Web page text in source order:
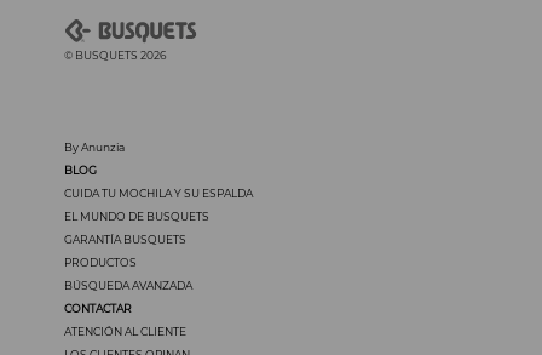
© BUSQUETS 2026
By Anunzia
BLOG
CUIDA TU MOCHILA Y SU ESPALDA
EL MUNDO DE BUSQUETS
GARANTÍA BUSQUETS
PRODUCTOS
BÚSQUEDA AVANZADA
CONTACTAR
ATENCIÓN AL CLIENTE